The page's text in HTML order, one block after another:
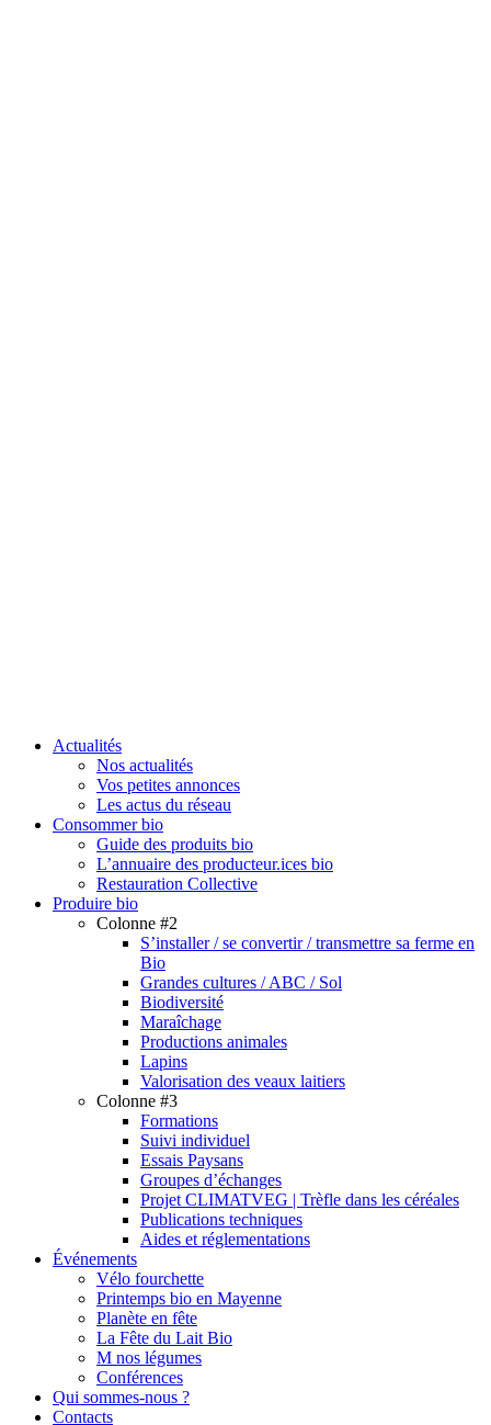
search
Menu
Actualités
Nos actualités
Vos petites annonces
Les actus du réseau
Consommer bio
Guide des produits bio
L’annuaire des producteur.ices bio
Restauration Collective
Produire bio
Colonne #2
S’installer / se convertir / transmettre sa ferme en
Bio
Grandes cultures / ABC / Sol
Biodiversité
Maraîchage
Productions animales
Lapins
Valorisation des veaux laitiers
Colonne #3
Formations
Suivi individuel
Essais Paysans
Groupes d’échanges
Projet CLIMATVEG | Trèfle dans les céréales
Publications techniques
Aides et réglementations
Événements
Vélo fourchette
Printemps bio en Mayenne
Planète en fête
La Fête du Lait Bio
M nos légumes
Conférences
Qui sommes-nous ?
Contacts